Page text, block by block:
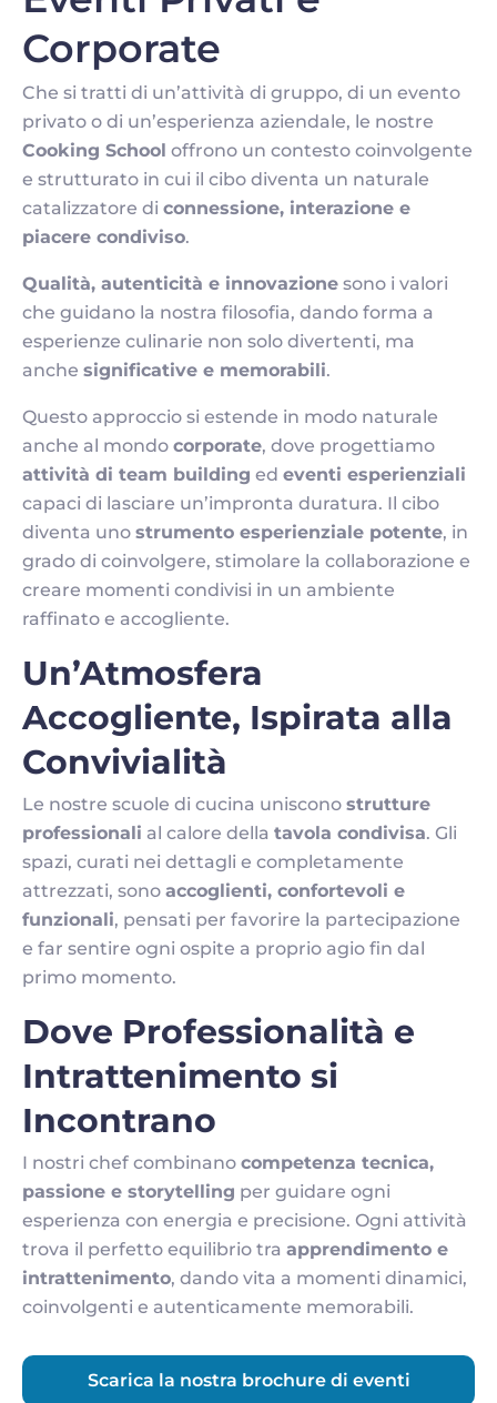
Corporate
Che si tratti di un’attività di gruppo, di un evento
privato o di un’esperienza aziendale, le nostre
Cooking School offrono un contesto coinvolgente
e strutturato in cui il cibo diventa un naturale
catalizzatore di connessione, interazione e
piacere condiviso.
Qualità, autenticità e innovazione sono i valori
che guidano la nostra filosofia, dando forma a
esperienze culinarie non solo divertenti, ma
anche significative e memorabili.
Questo approccio si estende in modo naturale
anche al mondo corporate, dove progettiamo
attività di team building ed eventi esperienziali
capaci di lasciare un’impronta duratura. Il cibo
diventa uno strumento esperienziale potente, in
grado di coinvolgere, stimolare la collaborazione e
creare momenti condivisi in un ambiente
raffinato e accogliente.
Un’Atmosfera
Accogliente, Ispirata alla
Convivialità
Le nostre scuole di cucina uniscono strutture
professionali al calore della tavola condivisa. Gli
spazi, curati nei dettagli e completamente
attrezzati, sono accoglienti, confortevoli e
funzionali, pensati per favorire la partecipazione
e far sentire ogni ospite a proprio agio fin dal
primo momento.
Dove Professionalità e
Intrattenimento si
Incontrano
I nostri chef combinano competenza tecnica,
passione e storytelling per guidare ogni
esperienza con energia e precisione. Ogni attività
trova il perfetto equilibrio tra apprendimento e
intrattenimento, dando vita a momenti dinamici,
coinvolgenti e autenticamente memorabili.
Scarica la nostra brochure di eventi